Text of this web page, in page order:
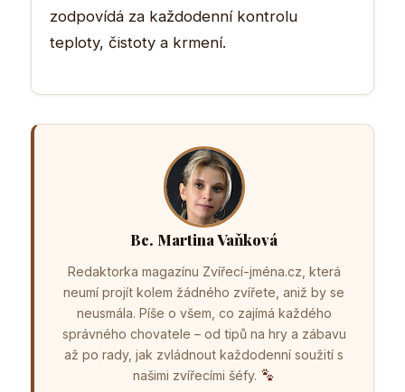
zodpovídá za každodenní kontrolu
teploty, čistoty a krmení.
Bc. Martina Vaňková
Redaktorka magazínu Zvířecí-jména.cz, která
neumí projít kolem žádného zvířete, aniž by se
neusmála. Píše o všem, co zajímá každého
správného chovatele – od tipů na hry a zábavu
až po rady, jak zvládnout každodenní soužití s
našimi zvířecími šéfy.